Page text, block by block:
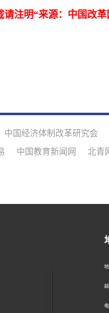
注明“来源：中国改革
中国经济体制改革研究会
中国教育新闻网 北青